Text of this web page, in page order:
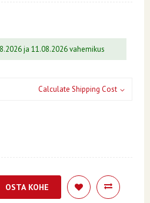
ja 11.08.2026 vahemikus
Calculate Shipping Cost
OSTA KOHE